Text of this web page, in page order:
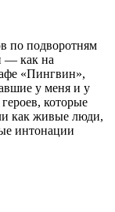
по подворотням
— как на
«Пингвин»,
у меня и у
которые
как живые люди,
интонации